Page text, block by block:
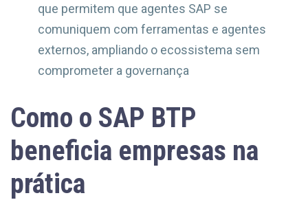
que permitem que agentes SAP se
comuniquem com ferramentas e agentes
externos, ampliando o ecossistema sem
comprometer a governança
Como o SAP BTP
beneficia empresas na
prática